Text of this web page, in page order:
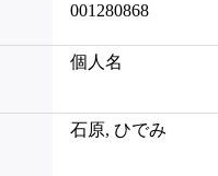
001280868
個人名
石原, ひでみ